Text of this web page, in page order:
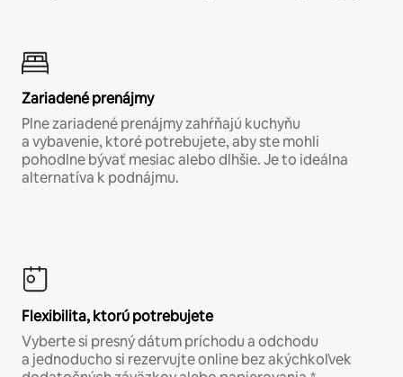
Zariadené prenájmy
Plne zariadené prenájmy zahŕňajú kuchyňu
a vybavenie, ktoré potrebujete, aby ste mohli
pohodlne bývať mesiac alebo dlhšie. Je to ideálna
alternatíva k podnájmu.
Flexibilita, ktorú potrebujete
Vyberte si presný dátum príchodu a odchodu
a jednoducho si rezervujte online bez akýchkoľvek